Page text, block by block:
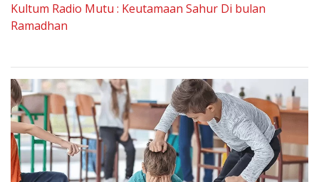
Kultum Radio Mutu : Keutamaan Sahur Di bulan
Ramadhan